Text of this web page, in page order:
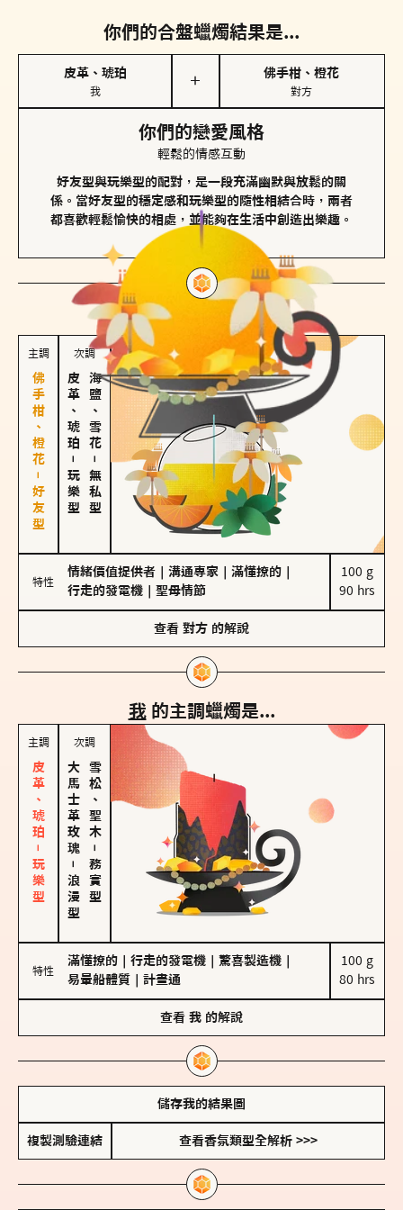
你們的合盤蠟燭結果是...
皮革、琥珀
我
＋
佛手柑、橙花
對方
你們的戀愛風格
輕鬆的情感互動
好友型與玩樂型的配對，是一段充滿幽默與放鬆的關
係。當好友型的穩定感和玩樂型的隨性相結合時，兩者
都喜歡輕鬆愉快的相處，並能夠在生活中創造出樂趣。
對方的主調蠟燭是...
主調
佛手柑、橙花－好友型
次調
皮革、琥珀
－
玩樂型
海鹽、雪花
－
無私型
特性
情緒價值提供者 溝通專家 滿懂撩的
行走的發電機
聖母情節
100 g
90 hrs
查看 對方 的解說
我 的主調蠟燭是...
主調
皮革、琥珀－玩樂型
次調
大馬士革玫瑰
－
浪漫型
雪松、聖木
－
務實型
特性
滿懂撩的 行走的發電機 驚喜製造機
易暈船體質
計畫通
100 g
80 hrs
查看 我 的解說
儲存我的結果圖
複製測驗連結 查看香氛類型全解析 >>>